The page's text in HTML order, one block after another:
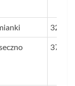
32
37